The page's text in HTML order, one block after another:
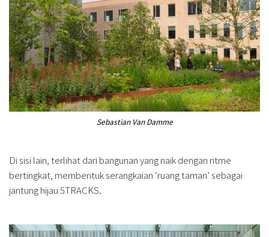
Sebastian Van Damme
Di sisi lain, terlihat dari bangunan yang naik dengan ritme
bertingkat, membentuk serangkaian ‘ruang taman’ sebagai
jantung hijau 5TRACKS.